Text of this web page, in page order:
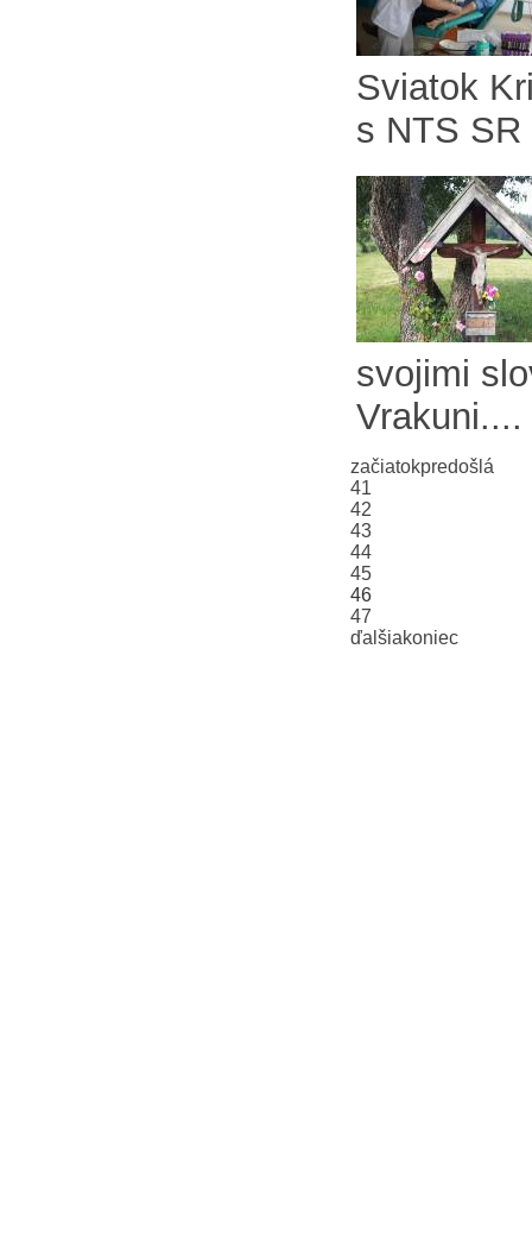
Sviatok
s NTS
svojimi
Vrakuni....
začiatokpredošlá
41
42
43
44
45
46
47
ďalšiakoniec